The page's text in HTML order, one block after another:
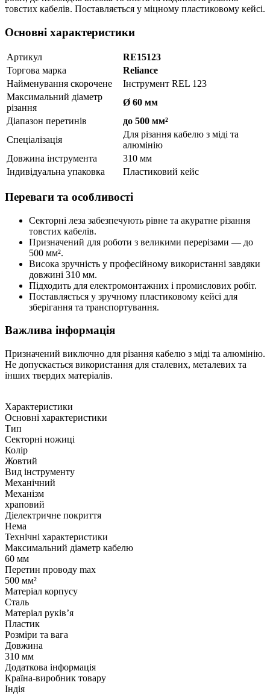
товстих кабелів. Поставляється у міцному пластиковому кейсі.
Основні характеристики
Артикул
RE15123
Торгова марка
Reliance
Найменування скорочене
Інструмент REL 123
Максимальний діаметр
різання
Ø 60 мм
Діапазон перетинів
до 500 мм²
Спеціалізація
Для різання кабелю з міді та
алюмінію
Довжина інструмента
310 мм
Індивідуальна упаковка
Пластиковий кейс
Переваги та особливості
Секторні леза забезпечують рівне та акуратне різання
товстих кабелів.
Призначений для роботи з великими перерізами — до
500 мм².
Висока зручність у професійному використанні завдяки
довжині 310 мм.
Підходить для електромонтажних і промислових робіт.
Поставляється у зручному пластиковому кейсі для
зберігання та транспортування.
Важлива інформація
Призначений виключно для різання кабелю з міді та алюмінію.
Не допускається використання для сталевих, металевих та
інших твердих матеріалів.
Характеристики
Основні характеристики
Тип
Секторні ножиці
Колір
Жовтий
Вид інструменту
Механічний
Механізм
храповий
Діелектричне покриття
Нема
Технічні характеристики
Максимальний діаметр кабелю
60 мм
Перетин проводу max
500 мм²
Матеріал корпусу
Сталь
Матеріал руківʼя
Пластик
Розміри та вага
Довжина
310 мм
Додаткова інформація
Країна-виробник товару
Індія